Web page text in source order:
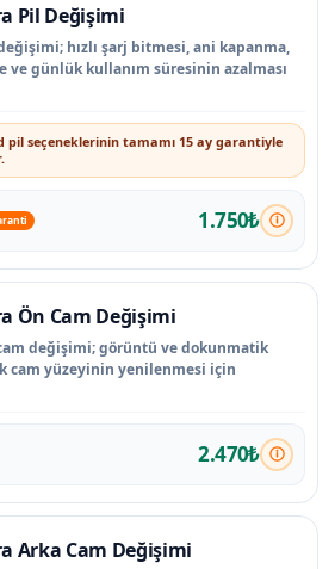
Pil Değişimi
hızlı şarj bitmesi, ani kapanma,
ve günlük kullanım süresinin azalması
pil seçeneklerinin tamamı 15 ay garantiyle
1.750₺
Ön Cam Değişimi
değişimi; görüntü ve dokunmatik
cam yüzeyinin yenilenmesi için
2.470₺
Arka Cam Değişimi